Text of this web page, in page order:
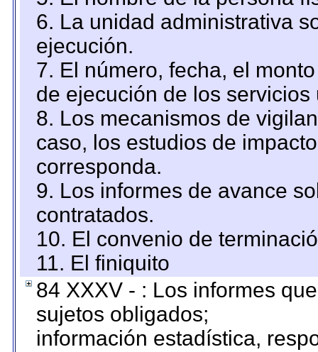
6. La unidad administrativa
ejecución.
7. El número, fecha, el
de ejecución de los servicios
8. Los mecanismos de
caso, los estudios de
corresponda.
9. Los informes de avance
contratados.
10. El convenio de
11. El finiquito
84 XXXV - : Los informes
sujetos obligados;
información estadística,